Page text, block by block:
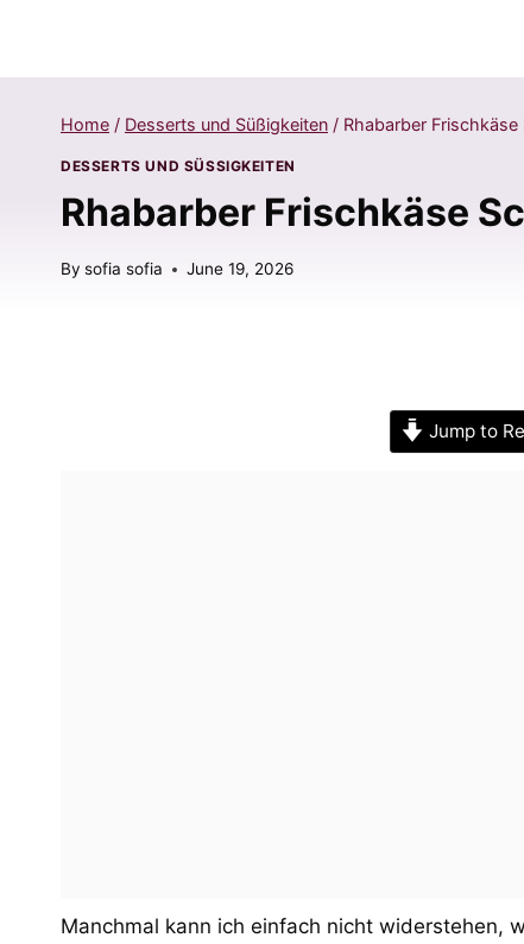
Home / Desserts und Süßigkeiten / Rhabarber
DESSERTS UND SÜSSIGKEITEN
Rhabarber Frischkäse
By sofia sofia June 19, 2026
Jump to
Manchmal kann ich einfach nicht widerstehen,